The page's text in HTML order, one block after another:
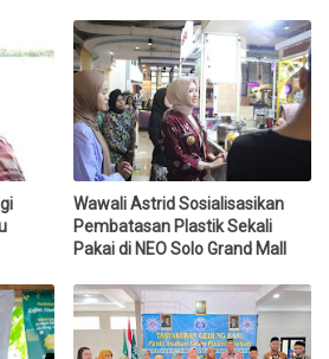
Wawali Astrid Sosialisasikan
Pembatasan Plastik Sekali
Pakai di NEO Solo Grand Mall